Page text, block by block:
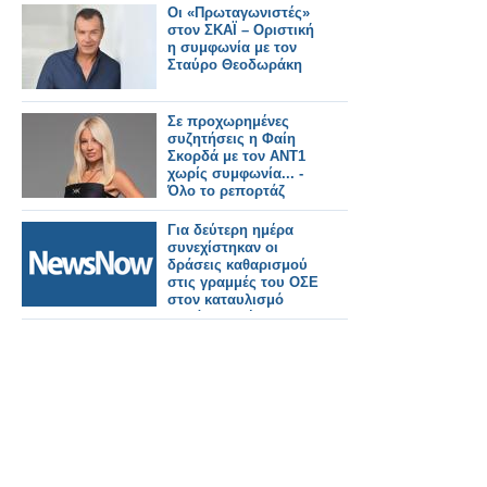
Οι «Πρωταγωνιστές»
στον ΣΚΑΪ – Οριστική
η συμφωνία με τον
Σταύρο Θεοδωράκη
Σε προχωρημένες
συζητήσεις η Φαίη
Σκορδά με τον ΑΝΤ1
χωρίς συμφωνία... -
Όλο το ρεπορτάζ
Για δεύτερη ημέρα
συνεχίστηκαν οι
δράσεις καθαρισμού
στις γραμμές του ΟΣΕ
στον καταυλισμό
Ρομά της Θήβας.